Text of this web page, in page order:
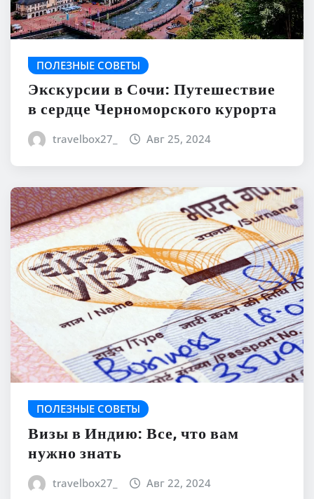
ПОЛЕЗНЫЕ СОВЕТЫ
Экскурсии в Сочи: Путешествие
в сердце Черноморского курорта
travelbox27_ Авг 25, 2024
ПОЛЕЗНЫЕ СОВЕТЫ
Визы в Индию: Все, что вам
нужно знать
travelbox27_ Авг 22, 2024